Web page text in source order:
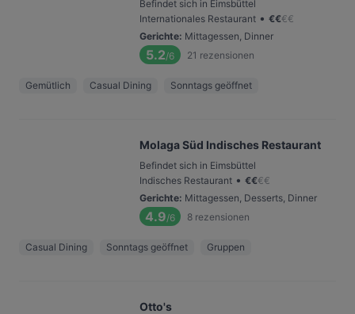
Befindet sich in Eimsbüttel
Internationales Restaurant • €€€€
Gerichte: Mittagessen, Dinner
5.2/6 21 rezensionen
Gemütlich Casual Dining Sonntags geöffnet
Molaga Süd Indisches Restaurant
Befindet sich in Eimsbüttel
Indisches Restaurant • €€€€
Gerichte: Mittagessen, Desserts, Dinner
4.9/6 8 rezensionen
Casual Dining Sonntags geöffnet Gruppen
Otto's